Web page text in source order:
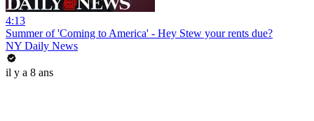
4:13
Summer of 'Coming to America' - Hey Stew your rents due?
NY Daily News
il y a 8 ans